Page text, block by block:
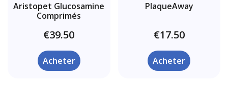
Aristopet Glucosamine
Comprimés
€39.50
Acheter
PlaqueAway
€17.50
Acheter